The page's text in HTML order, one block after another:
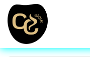
Se rendre au contenu